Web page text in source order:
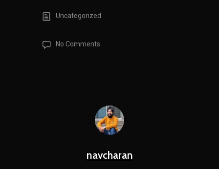
Uncategorized
No Comments
navcharan